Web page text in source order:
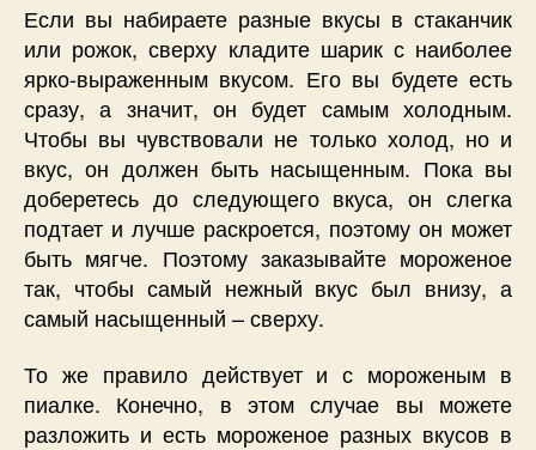
Если вы набираете разные вкусы в стаканчик
или рожок, сверху кладите шарик с наиболее
ярко-выраженным вкусом. Его вы будете есть
сразу, а значит, он будет самым холодным.
Чтобы вы чувствовали не только холод, но и
вкус, он должен быть насыщенным. Пока вы
доберетесь до следующего вкуса, он слегка
подтает и лучше раскроется, поэтому он может
быть мягче. Поэтому заказывайте мороженое
так, чтобы самый нежный вкус был внизу, а
самый насыщенный – сверху.
То же правило действует и с мороженым в
пиалке. Конечно, в этом случае вы можете
разложить и есть мороженое разных вкусов в